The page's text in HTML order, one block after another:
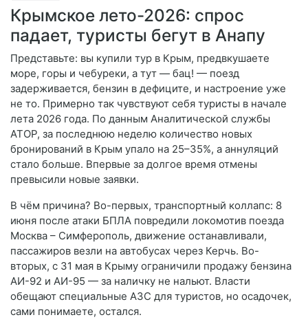
Крымское лето-2026: спрос
падает, туристы бегут в Анапу
Представьте: вы купили тур в Крым, предвкушаете
море, горы и чебуреки, а тут — бац! — поезд
задерживается, бензин в дефиците, и настроение уже
не то. Примерно так чувствуют себя туристы в начале
лета 2026 года. По данным Аналитической службы
АТОР, за последнюю неделю количество новых
бронирований в Крым упало на 25–35%, а аннуляций
стало больше. Впервые за долгое время отмены
превысили новые заявки.
В чём причина? Во-первых, транспортный коллапс: 8
июня после атаки БПЛА повредили локомотив поезда
Москва – Симферополь, движение останавливали,
пассажиров везли на автобусах через Керчь. Во-
вторых, с 31 мая в Крыму ограничили продажу бензина
АИ-92 и АИ-95 — за наличку не нальют. Власти
обещают специальные АЗС для туристов, но осадочек,
сами понимаете, остался.